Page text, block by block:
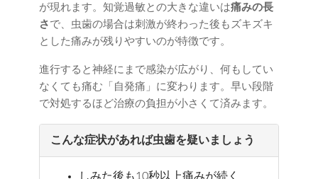
が現れます。知覚過敏との大きな違いは痛みの長
さ で、虫歯の場合は刺激が終わった後もズキズキ
とした痛みが残りやすいのが特徴です。
進行すると神経にまで感染が広がり、何もしてい
なくても痛む「自発痛」に変わります。早い段階
で対処するほど治療の負担が小さくて済みます。
こんな症状があれば虫歯を疑いましょう
しみた後も10秒以上痛みが続く